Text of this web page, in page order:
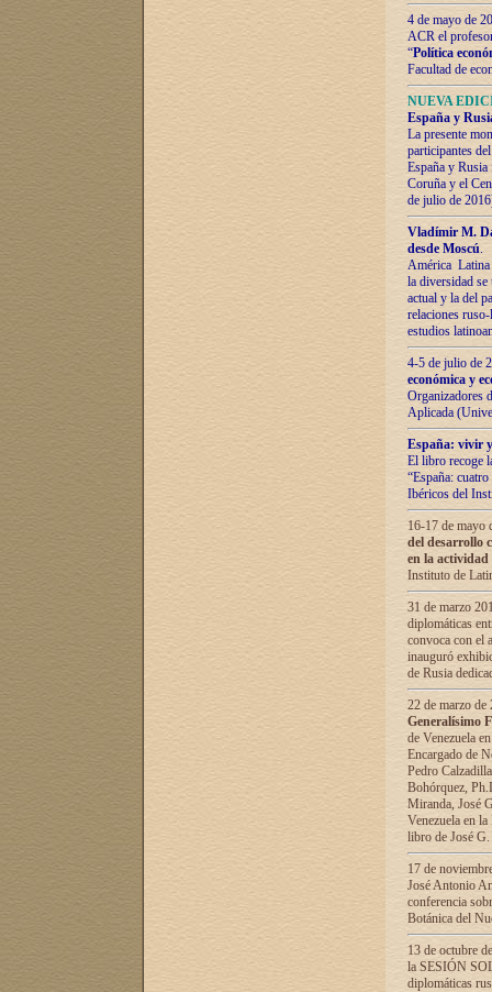
4 de mayo de
ACR el
“Política
Facultad de
NUEVA
España y
La presente
participantes
España y
Coruña y el
de julio de
Vladímir М.
desde Moscú.
América Latina
la diversidad
actual у lа del
relaciones
estudios
4-5 de julio de
económica y
Organizadores
Aplicada
España: vivir
El libro recoge
“España:
Ibéricos del
16-17 de mayo
del desarrollo
en la
Instituto de
31 de marzo
diplomáticas
convoca con el
inauguró
de Rusia
22 de marzo
Generalísimo
de Venezuela
Encargado de
Pedro
Bohórquez,
Miranda, José
Venezuela en
libro de José
17 de
José Antonio
conferencia
Botánica del
13 de octubre
la SESIÓN
diplomáticas